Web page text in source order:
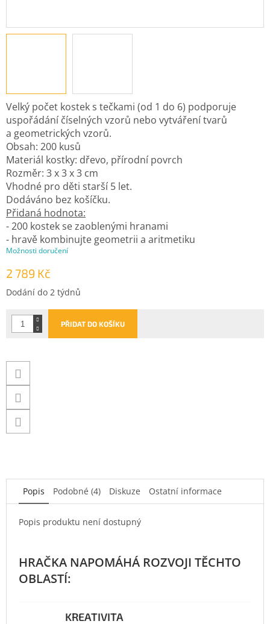
2 789 Kč
Měrná
Dodání do 2 týdnů
Možnosti doručení
PŘIDAT DO KOŠÍKU
Velký počet kostek s tečkami (od 1 do 6) podporuje
uspořádání číselných vzorů nebo vytváření tvarů
a geometrických vzorů.
Obsah: 200 kusů
Materiál kostky: dřevo, přírodní povrch
Rozměr: 3 x 3 x 3 cm
Vhodné pro děti starší 5 let.
Dodáváno bez košíčku.
Přidaná hodnota:
- 200 kostek se zaoblenými hranami
- hravě kombinujte geometrii a aritmetiku
Popis Podobné (4) Diskuze Ostatní informace
Popis produktu není dostupný
KREATIVITA